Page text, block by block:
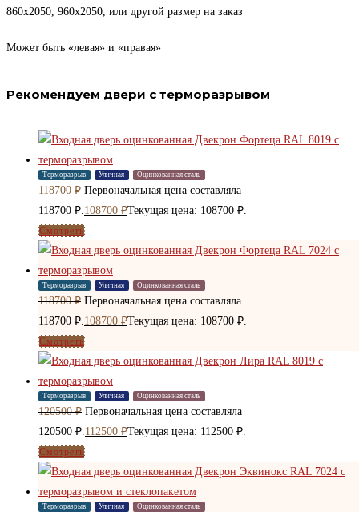
860х2050, 960х2050, или другой размер на заказ
Может быть «левая» и «правая»
Рекомендуем двери с терморазрывом
Терморазрыв Уличная Оцинкованная сталь
118700₽ Первоначальная цена составляла
118700 ₽.108700 ₽Текущая цена: 108700 ₽.
Смотреть
Терморазрыв Уличная Оцинкованная сталь
118700₽ Первоначальная цена составляла
118700 ₽.108700 ₽Текущая цена: 108700 ₽.
Смотреть
Терморазрыв Уличная Оцинкованная сталь
120500₽ Первоначальная цена составляла
120500 ₽.112500 ₽Текущая цена: 112500 ₽.
Смотреть
Терморазрыв Уличная Оцинкованная сталь